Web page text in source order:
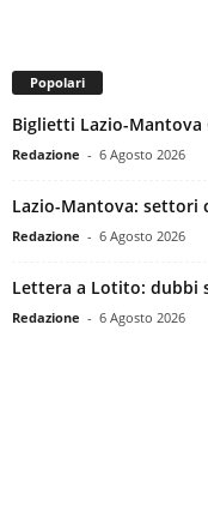
Popolari
Biglietti Lazio-
Redazione - 6 Agosto 2026
Lazio-Mantova: settori
Redazione - 6 Agosto 2026
Lettera a Lotito: dubbi
Redazione - 6 Agosto 2026